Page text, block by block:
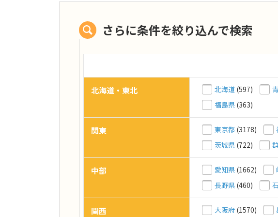
さらに条件を絞り込んで検索
北海道・東北 北海道 (597)
福島県 (363)
関東 東京都 (3178)
茨城県 (722)
中部 愛知県 (1662)
長野県 (460)
関西 大阪府 (1570)